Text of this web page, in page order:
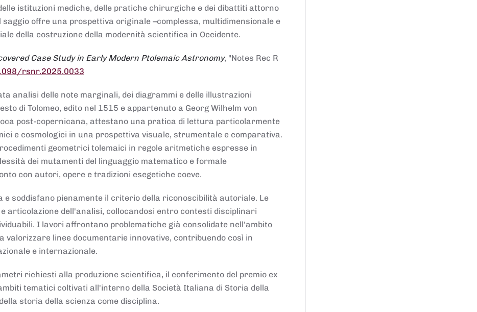
istituzioni mediche, delle pratiche chirurgiche e dei dibattiti attorno
offre una prospettiva originale –complessa, multidimensionale e
della costruzione della modernità scientifica in Occidente.
Case Study in Early Modern Ptolemaic Astronomy, "Notes Rec R
rsnr.2025.0033
analisi delle note marginali, dei diagrammi e delle illustrazioni
di Tolomeo, edito nel 1515 e appartenuto a Georg Wilhelm von
post-copernicana, attestano una pratica di lettura particolarmente
e cosmologici in una prospettiva visuale, strumentale e comparativa.
geometrici tolemaici in regole aritmetiche espresse in
dei mutamenti del linguaggio matematico e formale
con autori, opere e tradizioni esegetiche coeve.
soddisfano pienamente il criterio della riconoscibilità autoriale. Le
articolazione dell'analisi, collocandosi entro contesti disciplinari
I lavori affrontano problematiche già consolidate nell'ambito
linee documentarie innovative, contribuendo così in
e internazionale.
richiesti alla produzione scientifica, il conferimento del premio ex
tematici coltivati all'interno della Società Italiana di Storia della
storia della scienza come disciplina.